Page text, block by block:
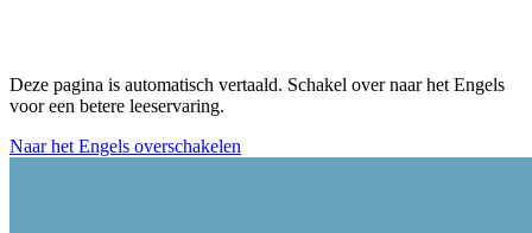
Deze pagina is automatisch vertaald. Schakel over naar het Engels
voor een betere leeservaring.
Naar het Engels overschakelen